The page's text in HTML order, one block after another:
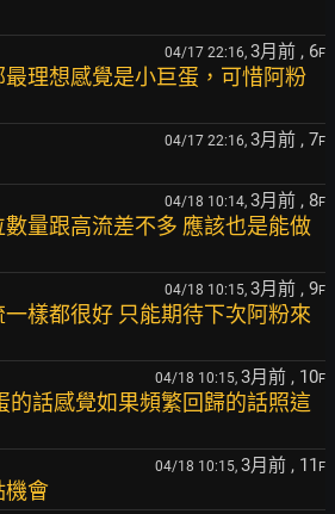
04/17 22:16, 3月前 , 6F
理想感覺是小巨蛋，可惜阿粉
04/17 22:16, 3月前 , 7F
04/18 10:14, 3月前 , 8F
量跟高流差不多 應該也是能做
04/18 10:15, 3月前 , 9F
樣都很好 只能期待下次阿粉來
04/18 10:15, 3月前 , 10F
的話感覺如果頻繁回歸的話照這
04/18 10:15, 3月前 , 11 F
機會